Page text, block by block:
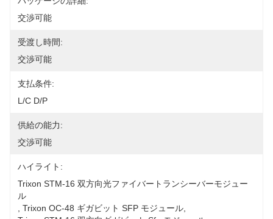
交渉可能
受渡し時間:
交渉可能
支払条件:
L/C D/P
供給の能力:
交渉可能
ハイライト:
Trixon STM-16 双方向光ファイバートランシーバーモジュー
ル
Trixon OC-48 ギガビット SFP モジュール